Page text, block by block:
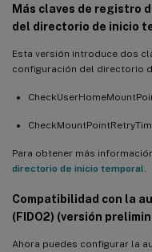
Más claves de registro
del directorio de inicio
Esta versión introduce dos
configuración del directorio
Para obtener más
directorio de inicio temporal
Compatibilidad con la
(FIDO2) (versión
Ahora puedes configurar la